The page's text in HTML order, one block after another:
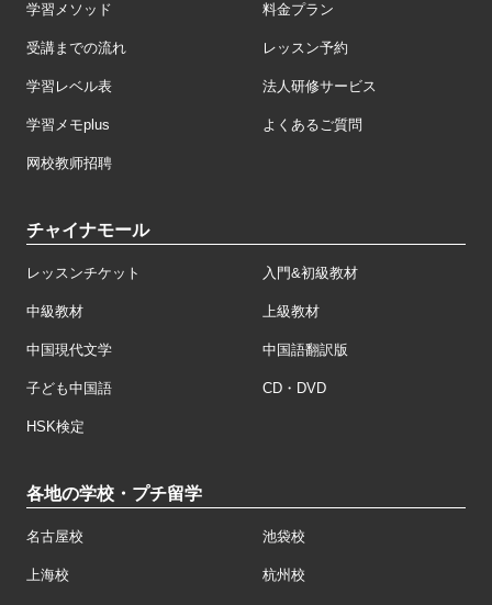
学習メソッド 料金プラン
受講までの流れ レッスン予約
学習レベル表 法人研修サービス
学習メモplus よくあるご質問
网校教师招聘
チャイナモール
レッスンチケット 入門&初級教材
中級教材 上級教材
中国現代文学 中国語翻訳版
子ども中国語 CD・DVD
HSK検定
各地の学校・プチ留学
名古屋校 池袋校
上海校 杭州校